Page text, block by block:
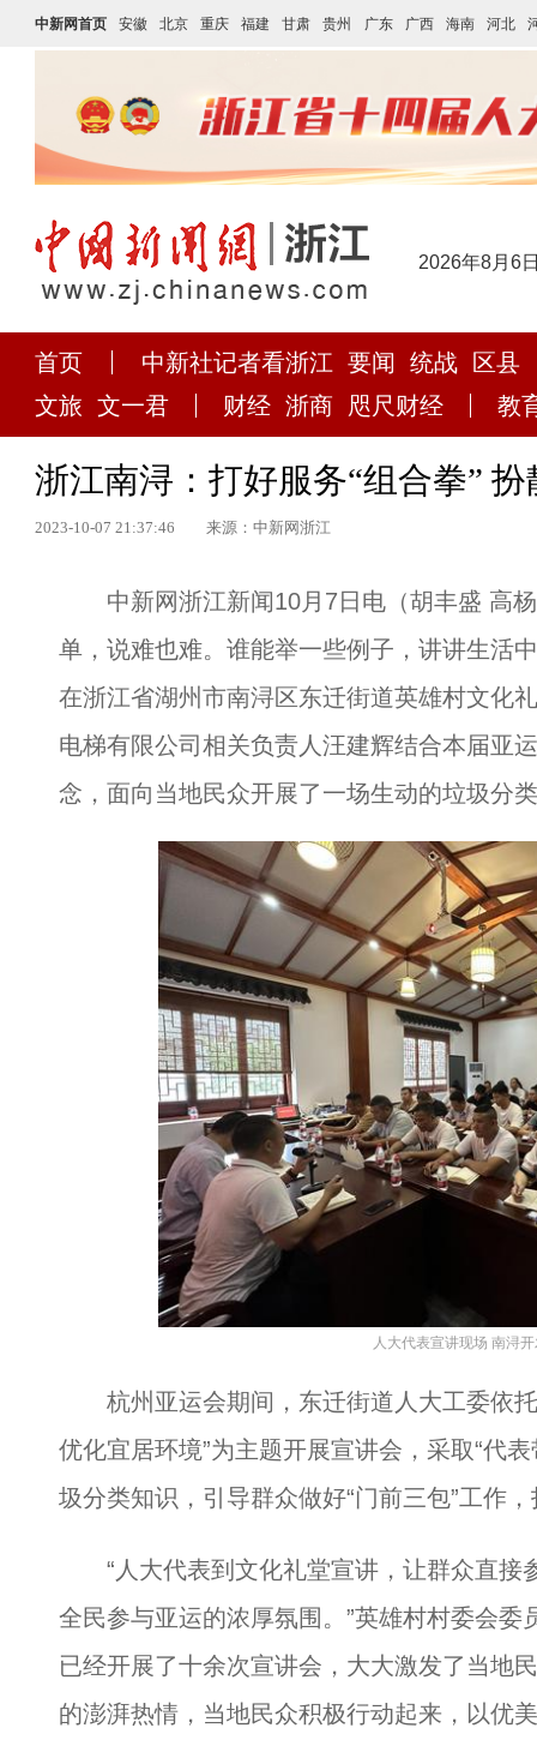
中新网首页 安徽 北京 重庆 福建 甘肃 贵州 广东 广西 海南 河北
2026年8月6
首页 中新社记者看浙江 要闻 统战
区县
文旅 文一君 财经 浙商 咫尺财经 教
浙江南浔：打好服务“组合拳” 扮
2023-10-07 21:37:46 来源：中新网浙江
中新网浙江新闻10月7日电（胡丰盛 高杨
单，说难也难。谁能举一些例子，讲讲生活
在浙江省湖州市南浔区东迁街道英雄村文化
电梯有限公司相关负责人汪建辉结合本届亚
念，面向当地民众开展了一场生动的垃圾分
人大代表宣讲现场 南浔
杭州亚运会期间，东迁街道人大工委依托
优化宜居环境”为主题开展宣讲会，采取“代
圾分类知识，引导群众做好“门前三包”工作
“人大代表到文化礼堂宣讲，让群众直接
全民参与亚运的浓厚氛围。”英雄村村委会
已经开展了十余次宣讲会，大大激发了当地
的澎湃热情，当地民众积极行动起来，以优